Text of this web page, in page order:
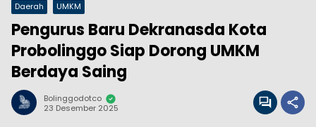
Daerah UMKM
Pengurus Baru Dekranasda Kota
Probolinggo Siap Dorong UMKM
Berdaya Saing
Bolinggodotco
23 Desember 2025